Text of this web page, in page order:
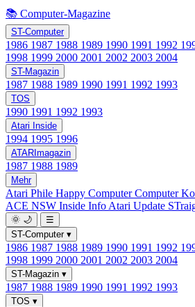
📚 Computer-Magazine
ST-Computer
1986 1987 1988 1989 1990 1991 1992
1998 1999 2000 2001 2002 2003 2004
ST-Magazin
1987 1988 1989 1990 1991 1992 1993
TOS
1990 1991 1992 1993
Atari Inside
1994 1995 1996
ATARImagazin
1987 1988 1989
Mehr
Atari Phile Happy ComputerComputer
ACE NSW Inside Info Atari Update
🌞 🌙
☰
ST-Computer ▾
1986 1987 1988 1989 1990 1991 1992
1998 1999 2000 2001 2002 2003 2004
ST-Magazin ▾
1987 1988 1989 1990 1991 1992 1993
TOS ▾